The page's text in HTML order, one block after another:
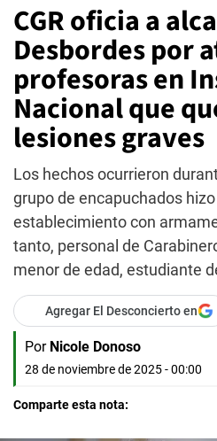
CGR oficia a
Desbordes por
profesoras en
Nacional que
lesiones graves
Los hechos ocurrieron
grupo de encapuchados hizo
establecimiento con
tanto, personal de
menor de edad, estudiante
Agregar El Desconcierto en
Por Nicole Donoso
28 de noviembre de 2025 - 00:00
Comparte esta nota: